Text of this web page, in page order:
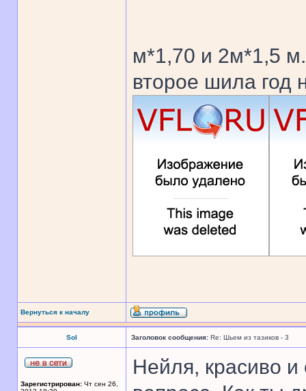
м*1,70 и 2м*1,5 м.
второе шила год
Вернуться к началу
Sol Заголовок сообщения: Re: Шьем из тазиков - 3
Зарегистрирован: Чт сен 26,
Нейля, красиво и